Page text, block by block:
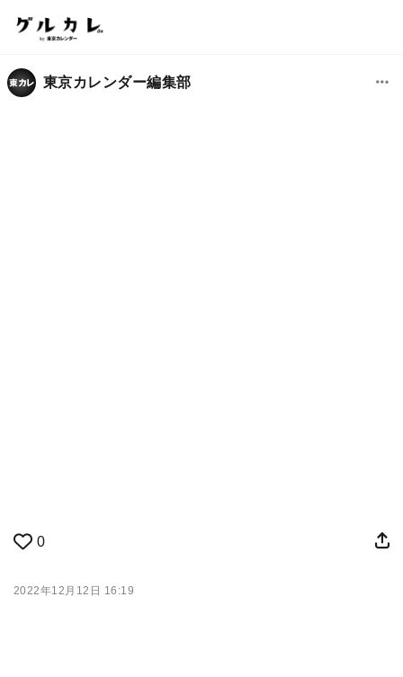
東京カレンダー編集部
0
2022年12月12日 16:19